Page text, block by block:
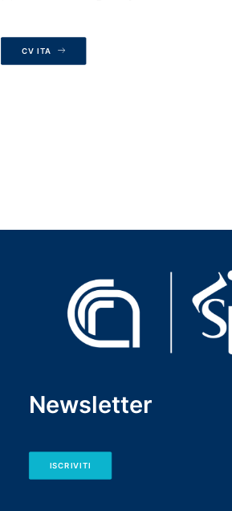
CV ITA
Newsletter
ISCRIVITI